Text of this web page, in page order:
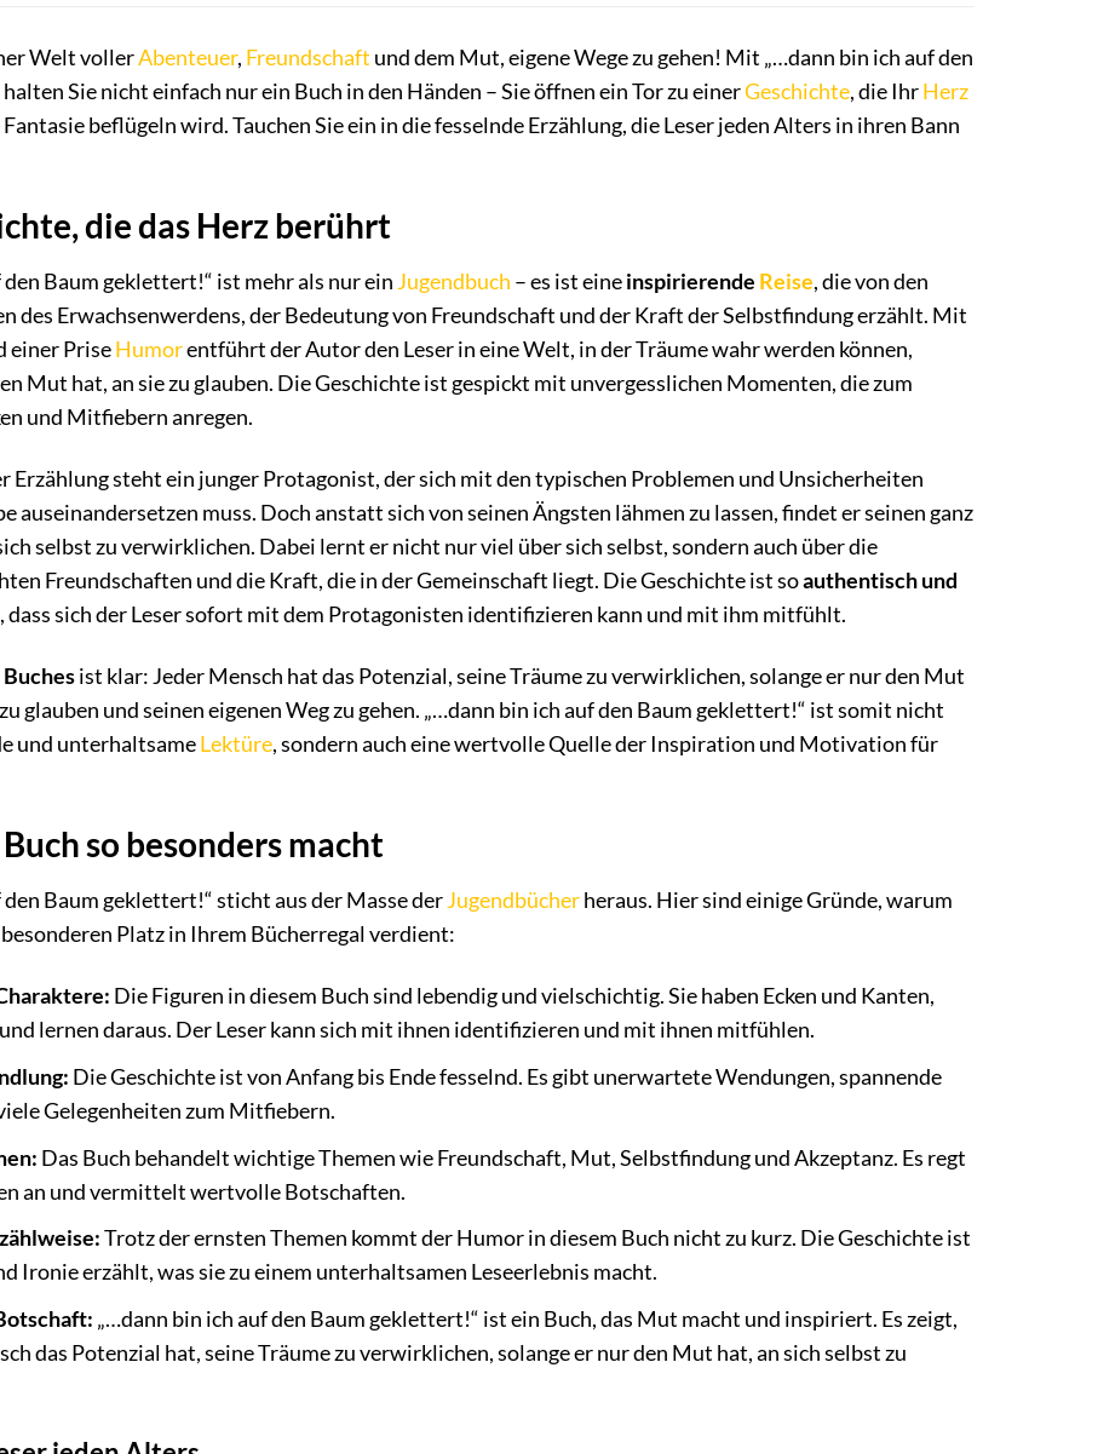
Welt vollerAbenteuer, Freundschaft und dem Mut, eigene Wege zu gehen! Mit „…dann bin ich auf den
Sie nicht einfach nur ein Buch in den Händen – Sie öffnen ein Tor zu einerGeschichte, die IhrHerz
beflügeln wird. Tauchen Sie ein in die fesselnde Erzählung, die Leser jeden Alters in ihren Bann
die das Herz berührt
Baum geklettert!“ ist mehr als nur ein Jugendbuch – es ist eineinspirierende Reise, die von den
des Erwachsenwerdens, der Bedeutung von Freundschaft und der Kraft der Selbstfindung erzählt. Mit
einer PriseHumorentführt der Autor den Leser in eine Welt, in der Träume wahr werden können,
Mut hat, an sie zu glauben. Die Geschichte ist gespickt mit unvergesslichen Momenten, die zum
und Mitfiebern anregen.
steht ein junger Protagonist, der sich mit den typischen Problemen und Unsicherheiten
auseinandersetzen muss. Doch anstatt sich von seinen Ängsten lähmen zu lassen, findet er seinen ganz
selbst zu verwirklichen. Dabei lernt er nicht nur viel über sich selbst, sondern auch über die
Freundschaften und die Kraft, die in der Gemeinschaft liegt. Die Geschichte ist soauthentisch und
dass sich der Leser sofort mit dem Protagonisten identifizieren kann und mit ihm mitfühlt.
ist klar: Jeder Mensch hat das Potenzial, seine Träume zu verwirklichen, solange er nur den Mut
glauben und seinen eigenen Weg zu gehen. „…dann bin ich auf den Baum geklettert!“ ist somit nicht
und unterhaltsameLektüre, sondern auch eine wertvolle Quelle der Inspiration und Motivation für
so besonders macht
Baum geklettert!“ sticht aus der Masse derJugendbücherheraus. Hier sind einige Gründe, warum
Platz in Ihrem Bücherregal verdient:
Die Figuren in diesem Buch sind lebendig und vielschichtig. Sie haben Ecken und Kanten,
lernen daraus. Der Leser kann sich mit ihnen identifizieren und mit ihnen mitfühlen.
Die Geschichte ist von Anfang bis Ende fesselnd. Es gibt unerwartete Wendungen, spannende
Gelegenheiten zum Mitfiebern.
Das Buch behandelt wichtige Themen wie Freundschaft, Mut, Selbstfindung und Akzeptanz. Es regt
an und vermittelt wertvolle Botschaften.
Trotz der ernsten Themen kommt der Humor in diesem Buch nicht zu kurz. Die Geschichte ist
Ironie erzählt, was sie zu einem unterhaltsamen Leseerlebnis macht.
„…dann bin ich auf den Baum geklettert!“ ist ein Buch, das Mut macht und inspiriert. Es zeigt,
das Potenzial hat, seine Träume zu verwirklichen, solange er nur den Mut hat, an sich selbst zu